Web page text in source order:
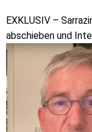
EXKLUSIV –
abschieben und